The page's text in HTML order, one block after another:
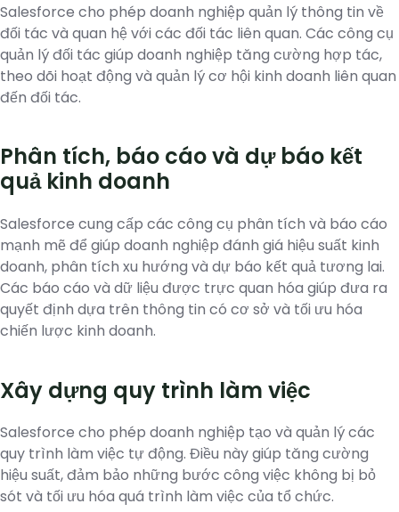
Salesforce cho phép doanh nghiệp quản lý thông tin về
đối tác và quan hệ với các đối tác liên quan. Các công cụ
quản lý đối tác giúp doanh nghiệp tăng cường hợp tác,
theo dõi hoạt động và quản lý cơ hội kinh doanh liên quan
đến đối tác.
Phân tích, báo cáo và dự báo kết
quả kinh doanh
Salesforce cung cấp các công cụ phân tích và báo cáo
mạnh mẽ để giúp doanh nghiệp đánh giá hiệu suất kinh
doanh, phân tích xu hướng và dự báo kết quả tương lai.
Các báo cáo và dữ liệu được trực quan hóa giúp đưa ra
quyết định dựa trên thông tin có cơ sở và tối ưu hóa
chiến lược kinh doanh.
Xây dựng quy trình làm việc
Salesforce cho phép doanh nghiệp tạo và quản lý các
quy trình làm việc tự động. Điều này giúp tăng cường
hiệu suất, đảm bảo những bước công việc không bị bỏ
sót và tối ưu hóa quá trình làm việc của tổ chức.